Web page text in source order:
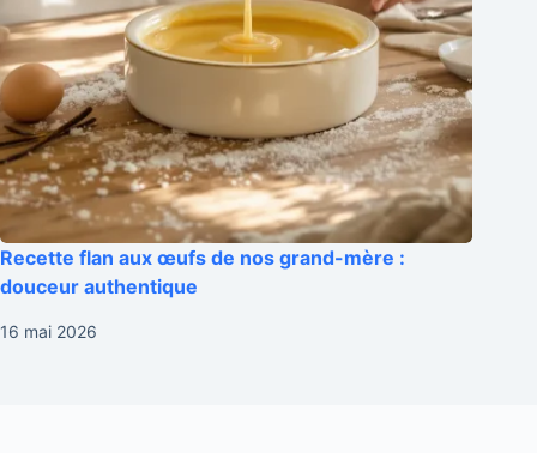
Recette flan aux œufs de nos grand-mère :
douceur authentique
16 mai 2026